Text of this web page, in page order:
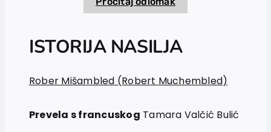
ISTORIJA NASILJA
Rober Mišambled (Robert Muchembled)
Prevela s francuskog Tamara Valčić Bulić